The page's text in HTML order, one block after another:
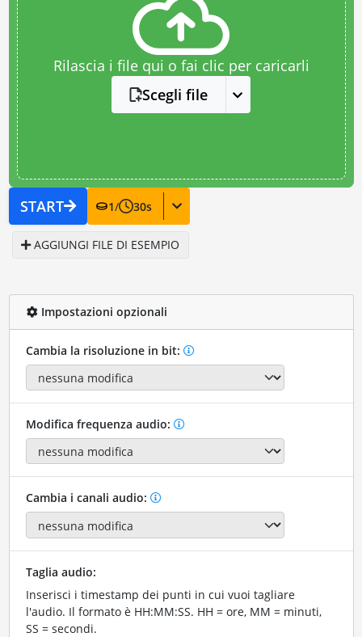
Rilascia i file qui o fai clic per caricarli
Scegli file
START 1/ 30s
AGGIUNGI FILE DI ESEMPIO
Impostazioni opzionali
Cambia la risoluzione in bit:
Modifica frequenza audio:
Cambia i canali audio:
Taglia audio:
Inserisci i timestamp dei punti in cui vuoi tagliare
l'audio. Il formato è HH:MM:SS. HH = ore, MM = minuti,
SS = secondi.